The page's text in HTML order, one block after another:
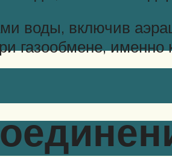
воды, включив
газообмене,